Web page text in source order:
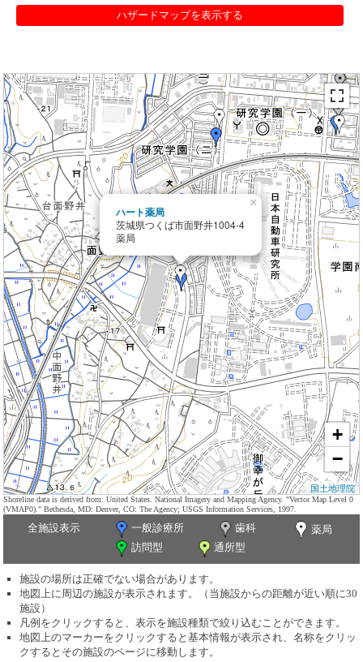
ハザードマップを表示する
ハート薬局
茨城県つくば市面野井1004-4
薬局
×
+
−
国土地理院
Shoreline data is derived from: United States. National Imagery and Mapping Agency. "Vector Map Level 0
(VMAP0)." Bethesda, MD: Denver, CO: The Agency; USGS Information Services, 1997.
全施設表示 一般診療所 歯科
薬局
訪問型
通所型
施設の場所は正確でない場合があります。
地図上に周辺の施設が表示されます。（当施設からの距離が近い順に30
施設）
凡例をクリックすると、表示を施設種類で絞り込むことができます。
地図上のマーカーをクリックすると基本情報が表示され、名称をクリッ
クするとその施設のページに移動します。